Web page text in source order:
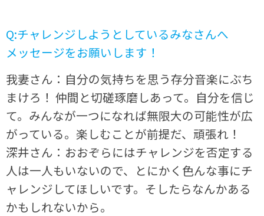
Q:チャレンジしようとしているみなさんへ
メッセージをお願いします！
我妻さん：自分の気持ちを思う存分音楽にぶち
まけろ！ 仲間と切磋琢磨しあって。自分を信じ
て。みんなが一つになれば無限大の可能性が広
がっている。楽しむことが前提だ、頑張れ！
深井さん：おおぞらにはチャレンジを否定する
人は一人もいないので、とにかく色んな事にチ
ャレンジしてほしいです。そしたらなんかある
かもしれないから。